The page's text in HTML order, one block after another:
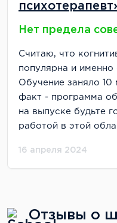
Нет предела
Считаю, что
популярна и
Обучение заняло
факт - программа
на выпуске будьте
работой в этой
16 апреля 2024
Отзывы о